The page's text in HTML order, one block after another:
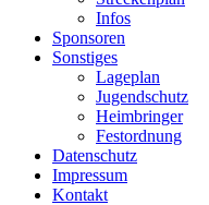
Infos
Sponsoren
Sonstiges
Lageplan
Jugendschutz
Heimbringer
Festordnung
Datenschutz
Impressum
Kontakt